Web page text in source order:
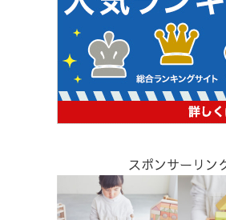
スポンサーリン